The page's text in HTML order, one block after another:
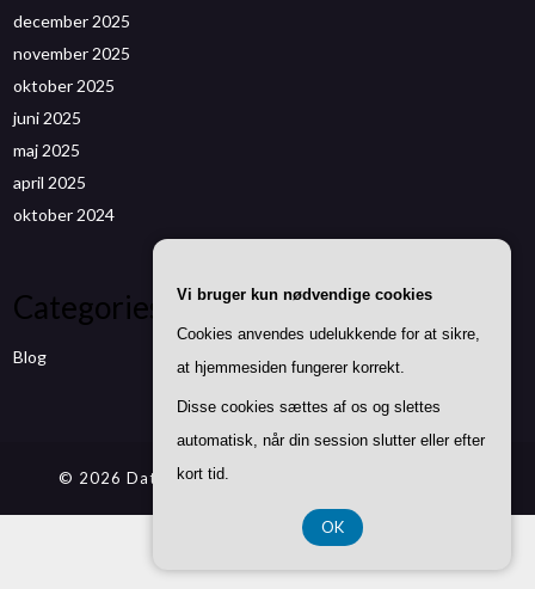
december 2025
november 2025
oktober 2025
juni 2025
maj 2025
april 2025
oktober 2024
Categories
Blog
© 2026 Datenwizard.de
CVR DK37 40 77 39
Vi bruger kun nødvendige cookies
Cookies anvendes udelukkende for at sikre,
at hjemmesiden fungerer korrekt.
Disse cookies sættes af os og slettes
automatisk, når din session slutter eller efter
kort tid.
OK